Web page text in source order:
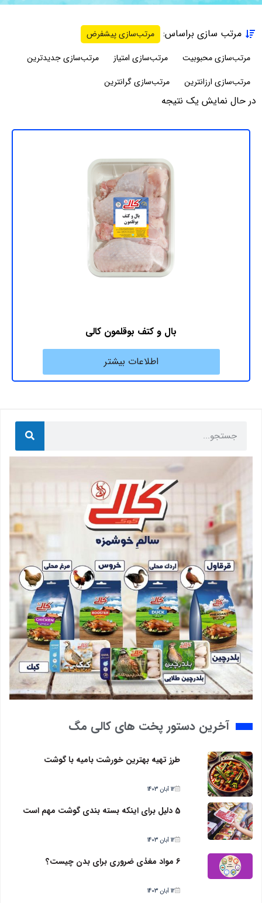
در حال نمایش یک نتیجه
مرتب سازی براساس:
مرتب‌سازی پیشفرض
مرتب‌سازی محبوبیت
مرتب‌سازی امتیاز
مرتب‌سازی جدیدترین
مرتب‌سازی ارزانترین
مرتب‌سازی گرانترین
بال و کتف بوقلمون کالی
اطلاعات بیشتر
آخرین دستور پخت های کالی مگ
طرز تهیه بهترین خورشت بامیه با گوشت
12 آبان 1403
5 دلیل برای اینکه بسته بندی گوشت مهم است
12 آبان 1403
6 مواد مغذی ضروری برای بدن چیست؟
12 آبان 1403